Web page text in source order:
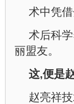
术中凭
术后科
丽盟友。
这,便是
赵亮祥